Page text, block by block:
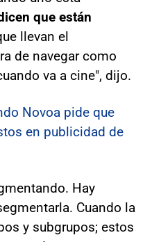
que están
llevan el
de navegar como
va a cine", dijo.
Novoa pide que
en publicidad de
Hay
Cuando la
y subgrupos; estos